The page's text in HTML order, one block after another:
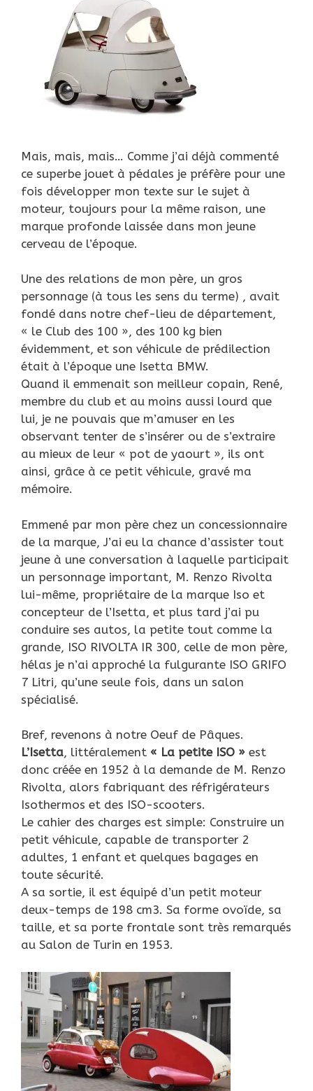
Mais, mais, mais… Comme j’ai déjà commenté
ce superbe jouet à pédales je préfère pour une
fois développer mon texte sur le sujet à
moteur, toujours pour la même raison, une
marque profonde laissée dans mon jeune
cerveau de l’époque.
Une des relations de mon père, un gros
personnage (à tous les sens du terme) , avait
fondé dans notre chef-lieu de département,
« le Club des 100 », des 100 kg bien
évidemment, et son véhicule de prédilection
était à l’époque une Isetta BMW.
Quand il emmenait son meilleur copain, René,
membre du club et au moins aussi lourd que
lui, je ne pouvais que m’amuser en les
observant tenter de s’insérer ou de s’extraire
au mieux de leur « pot de yaourt », ils ont
ainsi, grâce à ce petit véhicule, gravé ma
mémoire.
Emmené par mon père chez un concessionnaire
de la marque, J’ai eu la chance d’assister tout
jeune à une conversation à laquelle participait
un personnage important, M. Renzo Rivolta
lui-même, propriétaire de la marque Iso et
concepteur de l’Isetta, et plus tard j’ai pu
conduire ses autos, la petite tout comme la
grande, ISO RIVOLTA IR 300, celle de mon père,
hélas je n’ai approché la fulgurante ISO GRIFO
7 Litri, qu’une seule fois, dans un salon
spécialisé.
Bref, revenons à notre Oeuf de Pâques.
L’Isetta, littéralement « La petite ISO » est
donc créée en 1952 à la demande de M. Renzo
Rivolta, alors fabriquant des réfrigérateurs
Isothermos et des ISO-scooters.
Le cahier des charges est simple: Construire un
petit véhicule, capable de transporter 2
adultes, 1 enfant et quelques bagages en
toute sécurité.
A sa sortie, il est équipé d’un petit moteur
deux-temps de 198 cm3. Sa forme ovoïde, sa
taille, et sa porte frontale sont très remarqués
au Salon de Turin en 1953.